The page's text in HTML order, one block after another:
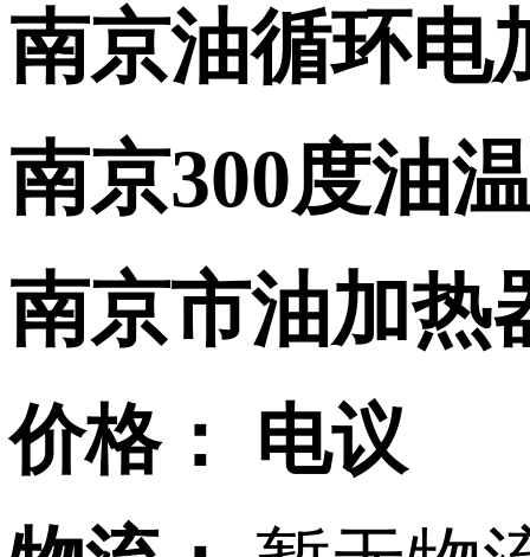
南京油循环电
南京300度油
南京市油加热
价格：
电议